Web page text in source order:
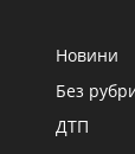
Новини
Без
ДТП